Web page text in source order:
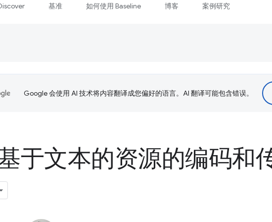
基准 如何使用 Baseline 博客 案例研究
Google 会使用 AI 技术将内容翻译成您偏好的语言。AI 翻译可能包含错误。
于文本的资源的编码和